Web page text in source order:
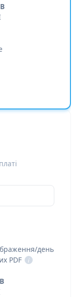
день
PDF
i